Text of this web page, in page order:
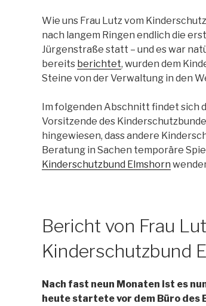
Wie uns Frau Lutz vom
nach langem Ringen endlich die
Jürgenstraße statt – und es war
bereits berichtet, wurden dem
Steine von der Verwaltung in den
Im folgenden Abschnitt findet sich
Vorsitzende des
hingewiesen, dass andere
Beratung in Sachen temporäre
Kinderschutzbund Elmshorn
Bericht von Frau
Kinderschutzbund
Nach fast neun Monaten ist es
heute startete vor dem Büro des